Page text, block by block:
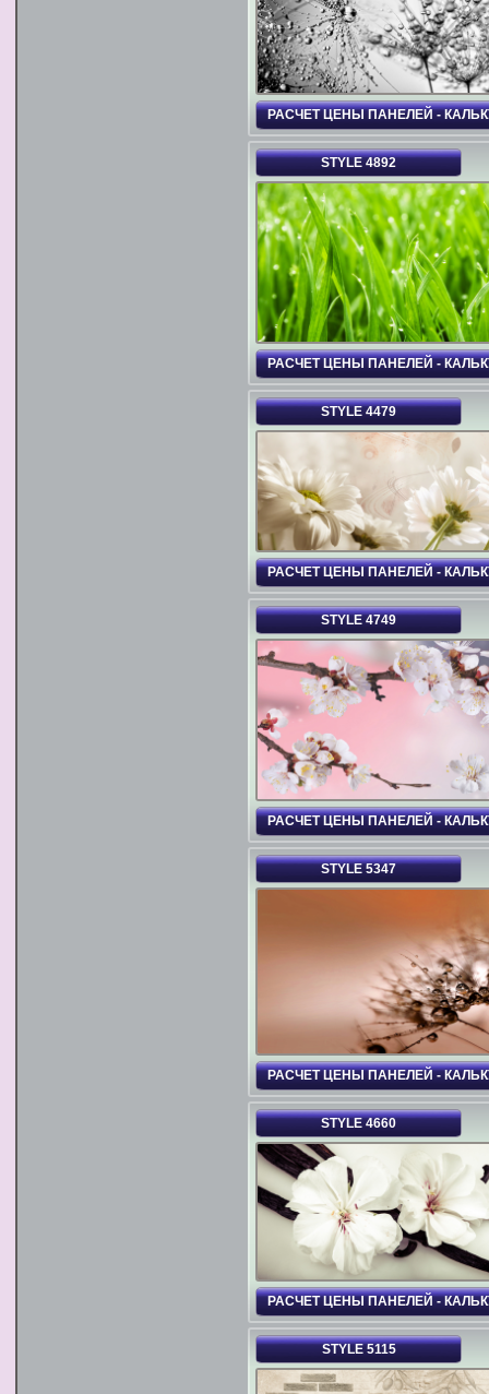
РАСЧЕТ ЦЕНЫ ПАНЕЛЕЙ -
STYLE 4892
РАСЧЕТ ЦЕНЫ ПАНЕЛЕЙ -
STYLE 4479
РАСЧЕТ ЦЕНЫ ПАНЕЛЕЙ -
STYLE 4749
РАСЧЕТ ЦЕНЫ ПАНЕЛЕЙ -
STYLE 5347
РАСЧЕТ ЦЕНЫ ПАНЕЛЕЙ -
STYLE 4660
РАСЧЕТ ЦЕНЫ ПАНЕЛЕЙ -
STYLE 5115